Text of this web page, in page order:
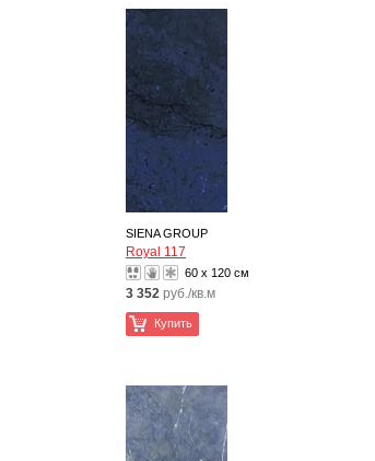
SIENA GROUP
Royal 117
60 x 120 см
3 352 руб./кв.м
Купить